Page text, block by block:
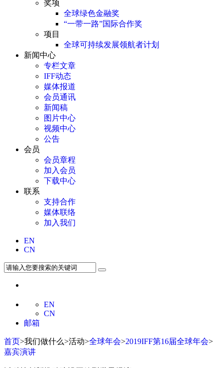
奖项
全球绿色金融奖
“一带一路”国际合作奖
项目
全球可持续发展领航者计划
新闻中心
专栏文章
IFF动态
媒体报道
会员通讯
新闻稿
图片中心
视频中心
公告
会员
会员章程
加入会员
下载中心
联系
支持合作
媒体联络
加入我们
EN
CN
EN
CN
邮箱
首页>我们做什么>活动>全球年会>2019IFF第16届全球年会>
嘉宾演讲